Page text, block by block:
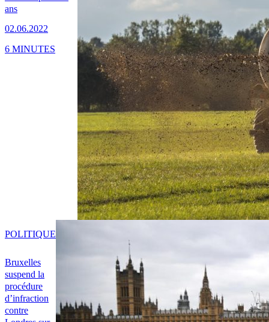
ans
02.06.2022
6 MINUTES
Bruxelles
suspend la
procédure
d’infraction
contre
POLITIQUE